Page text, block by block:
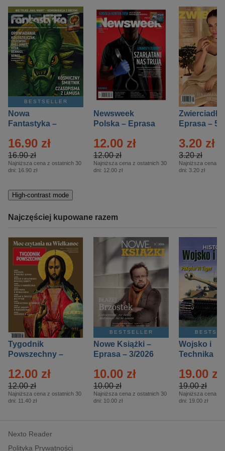
BESTSELLER
Nowa
Fantastyka –
16.90 zł
16.90 zł
Najniższa cena z ostatnich 30
dni: 16.90 zł
Newsweek
Polska – Eprasa
12.00 zł
12.00 zł
Najniższa cena z ostatnich 30
dni: 12.00 zł
Zwierciadło
Eprasa – 5/
3.20 zł
3.20 zł
Najniższa cena z
dni: 3.20 zł
High-contrast mode
Najczęściej kupowane razem
Tygodnik
Powszechny –
12.00 zł
12.00 zł
Najniższa cena z ostatnich 30
dni: 11.40 zł
BESTSELLER
Nowe Książki –
Eprasa – 3/2026
10.00 zł
10.00 zł
Najniższa cena z ostatnich 30
dni: 10.00 zł
Wojsko i
Technika
– 2/2026
19.00 zł
19.00 zł
Najniższa cena z
dni: 19.00 zł
Nexto Reader
Polityka Prywatności